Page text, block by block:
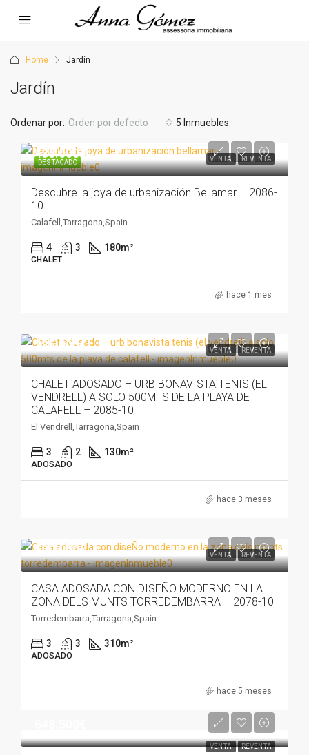
Home Jardín
Jardín
5 Inmuebles
Ordenar por: Orden por defecto
DESTACADO VENTA REVENTA
435.000€
Descubre la joya de urbanización Bellamar – 2086-
10
Calafell,Tarragona,Spain
4 3 180m²
CHALET
hace 1 mes
VENTA REVENTA
285.000€
CHALET ADOSADO – URB BONAVISTA TENIS (EL
VENDRELL) A SOLO 500MTS DE LA PLAYA DE
CALAFELL – 2085-10
El Vendrell,Tarragona,Spain
3 2 130m²
ADOSADO
hace 3 meses
VENTA REVENTA
590.000€
CASA ADOSADA CON DISEÑO MODERNO EN LA
ZONA DELS MUNTS TORREDEMBARRA – 2078-10
Torredembarra,Tarragona,Spain
3 3 310m²
ADOSADO
hace 5 meses
VENTA REVENTA